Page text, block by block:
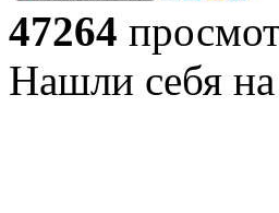
47264
Нашли себя